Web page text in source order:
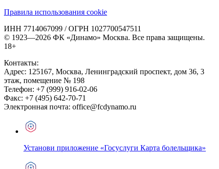
Правила использования cookie
ИНН 7714067099 / ОГРН 1027700547511
© 1923—2026 ФК «Динамо» Москва. Все права защищены.
18+
Контакты:
Адрес: 125167, Москва, Ленинградский проспект, дом 36, 3
этаж, помещение № 198
Телефон: +7 (999) 916-02-06
Факс: +7 (495) 642-70-71
Электронная почта: office@fcdynamo.ru
Установи приложение «Госуслуги Карта болельщика»